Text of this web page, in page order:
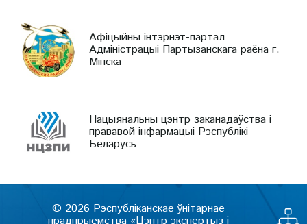
Афіцыйны інтэрнэт-партал
Адміністрацыі Партызанскага раёна г.
Мінска
Нацыянальны цэнтр заканадаўства і
прававой інфармацыі Рэспублікі
Беларусь
© 2026 Рэспубліканскае ўнітарнае
прадпрыемства «Цэнтр экспертыз і